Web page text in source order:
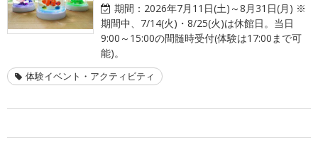
期間： 2026年7月11日(土)～8月31日(月) ※
期間中、7/14(火)・8/25(火)は休館日。当日
9:00～15:00の間髄時受付(体験は17:00まで可
能)。
体験イベント・アクティビティ